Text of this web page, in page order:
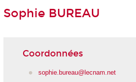
Sophie BUREAU
Coordonnées
sophie.bureau@lecnam.net